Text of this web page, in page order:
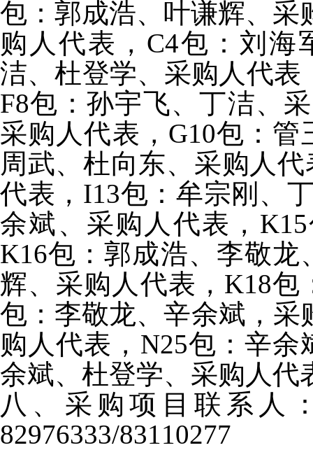
包：郭成浩、叶谦辉、采
购人代表，C4包：刘海
洁、杜登学、采购人代表
F8包：孙宇飞、丁洁、
采购人代表，G10包：
周武、杜向东、采购人
代表，I13包：牟宗刚、
余斌、采购人代表，
K16包：郭成浩、李敬
辉、采购人代表，K18
包：李敬龙、辛余斌，采
购人代表，N25包：辛
余斌、杜登学、采购人代
八、采购项目联系人
82976333/83110277